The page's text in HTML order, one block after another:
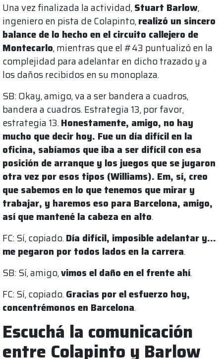
Una vez finalizada la actividad,Stuart Barlow,
ingeniero en pista de Colapinto,realizó un sincero
balance de lo hecho en el circuito callejero de
Montecarlo, mientras que el #43 puntualizó en la
complejidad para adelantar en dicho trazado y a
los daños recibidos en su monoplaza.
SB: Okay, amigo, va a ser bandera a cuadros,
bandera a cuadros. Estrategia 13, por favor,
estrategia 13.Honestamente, amigo, no hay
mucho que decir hoy. Fue un día difícil en la
oficina, sabíamos que iba a ser difícil con esa
posición de arranque y los juegos que se jugaron
otra vez por esos tipos (Williams). Em, sí, creo
que sabemos en lo que tenemos que mirar y
trabajar, y haremos eso para Barcelona, amigo,
así que mantené la cabeza en alto.
FC: Sí, copiado.Día difícil, imposible adelantar y…
me pegaron por todos lados en la carrera.
SB: Sí, amigo,vimos el daño en el frente ahí.
FC: Sí, copiado.Gracias por el esfuerzo hoy,
concentrémonos en Barcelona.
Escuchá la comunicación
entre Colapinto y Barlow